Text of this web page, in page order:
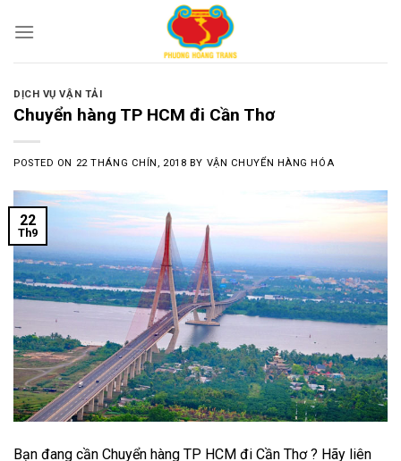
DỊCH VỤ VẬN TẢI
Chuyển hàng TP HCM đi Cần Thơ
POSTED ON 22 THÁNG CHÍN, 2018 BY VẬN CHUYỂN HÀNG HÓA
22
Th9
Bạn đang cần Chuyển hàng TP HCM đi Cần Thơ ? Hãy liên